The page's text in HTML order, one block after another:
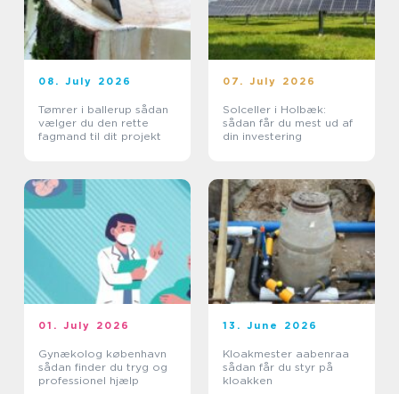
08. July 2026
Tømrer i ballerup sådan
vælger du den rette
fagmand til dit projekt
07. July 2026
Solceller i Holbæk:
sådan får du mest ud af
din investering
01. July 2026
Gynækolog københavn
sådan finder du tryg og
professionel hjælp
13. June 2026
Kloakmester aabenraa
sådan får du styr på
kloakken